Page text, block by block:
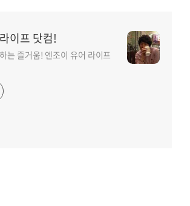
이프 닷컴!
는 즐거움! 엔조이 유어 라이프